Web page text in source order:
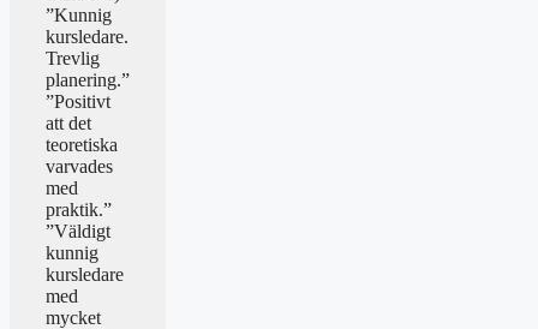
”Kunnig
kursledare.
Trevlig
planering.”
”Positivt
att det
teoretiska
varvades
med
praktik.”
”Väldigt
kunnig
kursledare
med
mycket